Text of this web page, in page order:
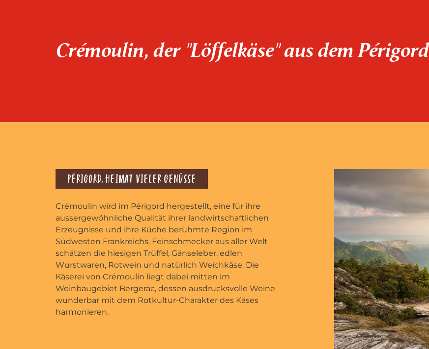
Crémoulin, der "Löffelkäse" aus dem Périgord
PÉRIGORD, HEIMAT VIELER GENÜSSE
Crémoulin wird im Périgord hergestellt, eine für ihre
aussergewöhnliche Qualität ihrer landwirtschaftlichen
Erzeugnisse und ihre Küche berühmte Region im
Südwesten Frankreichs. Feinschmecker aus aller Welt
schätzen die hiesigen Trüffel, Gänseleber, edlen
Wurstwaren, Rotwein und natürlich Weichkäse. Die
Käserei von Crémoulin liegt dabei mitten im
Weinbaugebiet Bergerac, dessen ausdrucksvolle Weine
wunderbar mit dem Rotkultur-Charakter des Käses
harmonieren.